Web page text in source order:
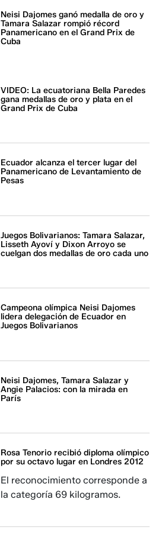
Neisi Dajomes ganó medalla de oro y
Tamara Salazar rompió récord
Panamericano en el Grand Prix de
Cuba
VIDEO: La ecuatoriana Bella Paredes
gana medallas de oro y plata en el
Grand Prix de Cuba
Ecuador alcanza el tercer lugar del
Panamericano de Levantamiento de
Pesas
Juegos Bolivarianos: Tamara Salazar,
Lisseth Ayoví y Dixon Arroyo se
cuelgan dos medallas de oro cada uno
Campeona olímpica Neisi Dajomes
lidera delegación de Ecuador en
Juegos Bolivarianos
Neisi Dajomes, Tamara Salazar y
Angie Palacios: con la mirada en
París
Rosa Tenorio recibió diploma olímpico
por su octavo lugar en Londres 2012
El reconocimiento corresponde a
la categoría 69 kilogramos.